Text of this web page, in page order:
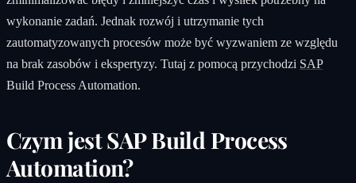
wykonanie zadań. Jednak rozwój i utrzymanie tych
zautomatyzowanych procesów może być wyzwaniem ze względu
na brak zasobów i ekspertyzy. Tutaj z pomocą przychodzi SAP
Build Process Automation.
Czym jest SAP Build Process
Automation?